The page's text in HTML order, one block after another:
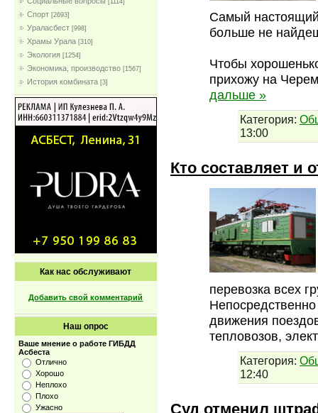
[1114]
Спорт [2693]
Ураласбест [998]
Храмы Урала [310]
Экология [1254]
Экономика, производство [1567]
История комбината [3]
Как нас обслуживают
Добавить свой комментарий
Наш опрос
Ваше мнение о работе ГИБДД
Асбеста
Отлично
Хорошо
Неплохо
Плохо
Ужасно
Самый настоящий
больше не
Чтобы
прихожу на
дальше »
Категория:
13:00
Кто составляет и
перевозка всех
движения
тепловозов,
Категория:
12:40
Суд отменил